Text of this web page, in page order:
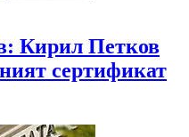
Кирил Петков
сертификат